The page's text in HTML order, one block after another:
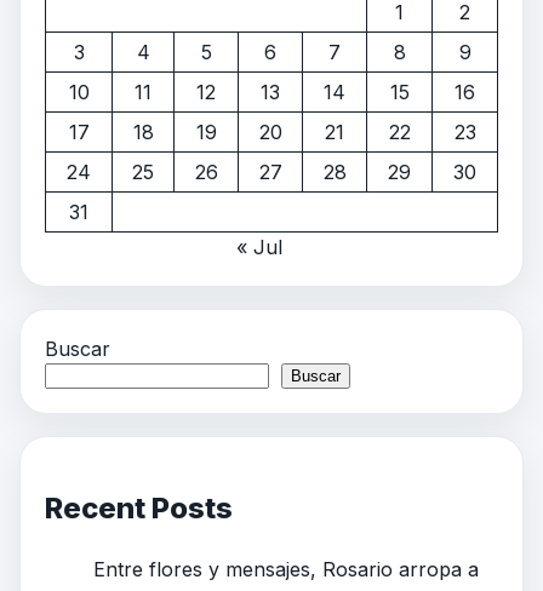
1
2
3
4 5 6 7 8
9
10
11 12 13 14 15
16
17
18 19 20 21 22
23
24
25 26 27 28 29
30
31
« Jul
Buscar
Buscar
Recent Posts
Entre flores y mensajes, Rosario arropa a